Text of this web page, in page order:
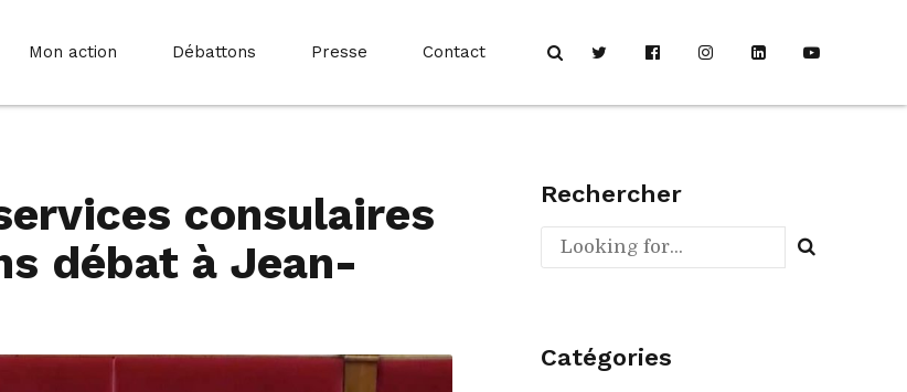
Mon action Débattons Presse Contact
consulaires
débat à Jean-
Rechercher
Catégories